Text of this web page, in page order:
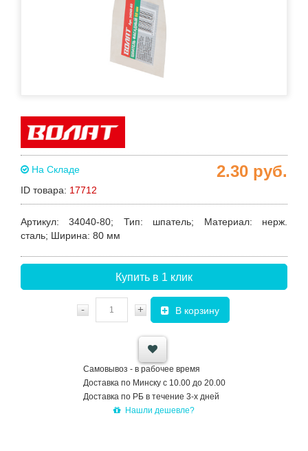
На Складе
ID товара: 17712
2.30 руб.
Артикул: 34040-80; Тип: шпатель; Материал: нерж.
сталь; Ширина: 80 мм
Купить в 1 клик
- + В корзину
Самовывоз - в рабочее время
Доставка по Минску с 10.00 до 20.00
Доставка по РБ в течение 3-х дней
Нашли дешевле?